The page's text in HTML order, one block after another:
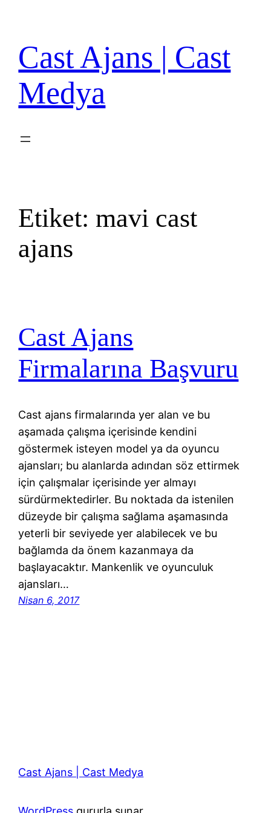
Cast Ajans | Cast
Medya
Etiket: mavi cast
ajans
Cast Ajans
Firmalarına Başvuru
Cast ajans firmalarında yer alan ve bu
aşamada çalışma içerisinde kendini
göstermek isteyen model ya da oyuncu
ajansları; bu alanlarda adından söz ettirmek
için çalışmalar içerisinde yer almayı
sürdürmektedirler. Bu noktada da istenilen
düzeyde bir çalışma sağlama aşamasında
yeterli bir seviyede yer alabilecek ve bu
bağlamda da önem kazanmaya da
başlayacaktır. Mankenlik ve oyunculuk
ajansları…
Nisan 6, 2017
Cast Ajans | Cast Medya